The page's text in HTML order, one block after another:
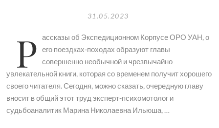
31.05.2023
Р
ассказы об Экспедиционном Корпусе ОРО УАН, о
его поездках-походах образуют главы
совершенно необычной и чрезвычайно
увлекательной книги, которая со временем получит хорошего
своего читателя. Сегодня, можно сказать, очередную главу
вносит в общий этот труд эксперт-психомотолог и
судьбоаналитик Марина Николаевна Ильюша, …